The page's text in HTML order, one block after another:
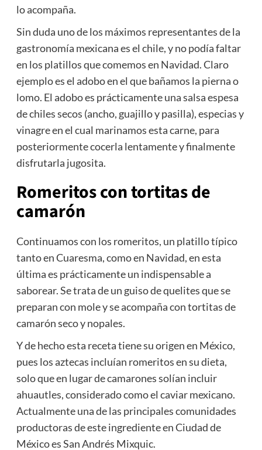
lo acompaña.
Sin duda uno de los máximos representantes de la
gastronomía mexicana es el chile, y no podía faltar
en los platillos que comemos en Navidad. Claro
ejemplo es el adobo en el que bañamos la pierna o
lomo. El adobo es prácticamente una salsa espesa
de chiles secos (ancho, guajillo y pasilla), especias y
vinagre en el cual marinamos esta carne, para
posteriormente cocerla lentamente y finalmente
disfrutarla jugosita.
Romeritos con tortitas de
camarón
Continuamos con los romeritos, un platillo típico
tanto en Cuaresma, como en Navidad, en esta
última es prácticamente un indispensable a
saborear. Se trata de un guiso de quelites que se
preparan con mole y se acompaña con tortitas de
camarón seco y nopales.
Y de hecho esta receta tiene su origen en México,
pues los aztecas incluían romeritos en su dieta,
solo que en lugar de camarones solían incluir
ahuautles, considerado como el caviar mexicano.
Actualmente una de las principales comunidades
productoras de este ingrediente en Ciudad de
México es San Andrés Mixquic.